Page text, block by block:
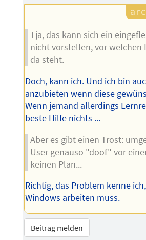
Tja, das kann sich ein
nicht vorstellen, vor welchen
da steht.
Doch, kann ich. Und ich bin
anzubieten wenn diese
Wenn jemand allerdings
beste Hilfe nichts ...
Aber es gibt einen Trost:
User genauso "doof" vor
keinen Plan...
Richtig, das Problem kenne
Windows arbeiten muss.
Beitrag melden